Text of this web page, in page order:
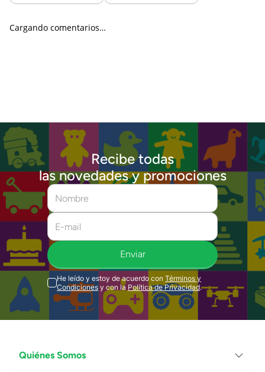
Cargando comentarios…
Recibe todas
las novedades y promociones
Enviar
He leído y estoy de acuerdo con Términos y
Condiciones y con la Política de Privacidad.
Quiénes Somos